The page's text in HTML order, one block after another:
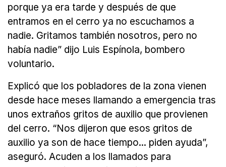
porque ya era tarde y después de que
entramos en el cerro ya no escuchamos a
nadie. Gritamos también nosotros, pero no
había nadie” dijo Luis Espínola, bombero
voluntario.
Explicó que los pobladores de la zona vienen
desde hace meses llamando a emergencia tras
unos extraños gritos de auxilio que provienen
del cerro. “Nos dijeron que esos gritos de
auxilio ya son de hace tiempo... piden ayuda”,
aseguró. Acuden a los llamados para